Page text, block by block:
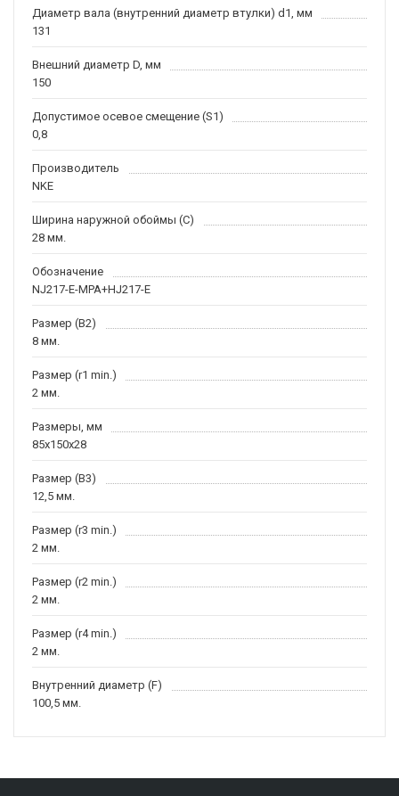
Диаметр вала (внутренний диаметр втулки) d1, мм
131
Внешний диаметр D, мм
150
Допустимое осевое смещение (S1)
0,8
Производитель
NKE
Ширина наружной обоймы (C)
28 мм.
Обозначение
NJ217-E-MPA+HJ217-E
Размер (B2)
8 мм.
Размер (r1 min.)
2 мм.
Размеры, мм
85x150x28
Размер (B3)
12,5 мм.
Размер (r3 min.)
2 мм.
Размер (r2 min.)
2 мм.
Размер (r4 min.)
2 мм.
Внутренний диаметр (F)
100,5 мм.